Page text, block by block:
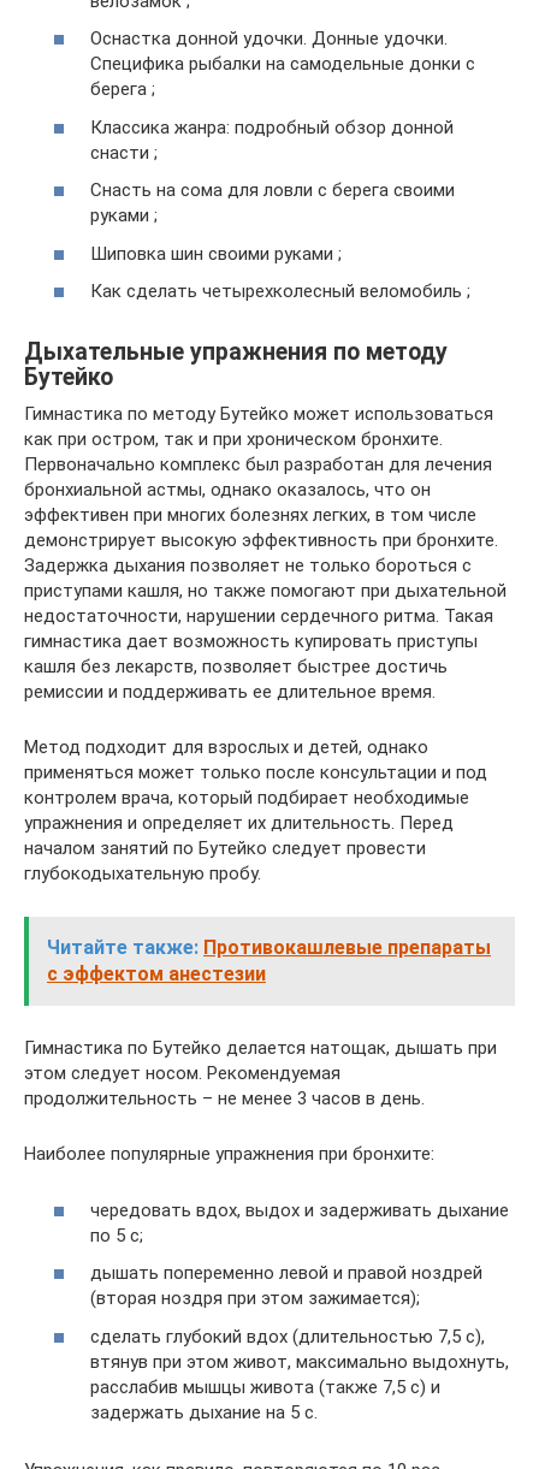
Оснастка донной удочки. Донные удочки.
Специфика рыбалки на самодельные донки с
берега ;
Классика жанра: подробный обзор донной
снасти ;
Снасть на сома для ловли с берега своими
руками ;
Шиповка шин своими руками ;
Как сделать четырехколесный веломобиль ;
Дыхательные упражнения по методу
Бутейко
Гимнастика по методу Бутейко может использоваться
как при остром, так и при хроническом бронхите.
Первоначально комплекс был разработан для лечения
бронхиальной астмы, однако оказалось, что он
эффективен при многих болезнях легких, в том числе
демонстрирует высокую эффективность при бронхите.
Задержка дыхания позволяет не только бороться с
приступами кашля, но также помогают при дыхательной
недостаточности, нарушении сердечного ритма. Такая
гимнастика дает возможность купировать приступы
кашля без лекарств, позволяет быстрее достичь
ремиссии и поддерживать ее длительное время.
Метод подходит для взрослых и детей, однако
применяться может только после консультации и под
контролем врача, который подбирает необходимые
упражнения и определяет их длительность. Перед
началом занятий по Бутейко следует провести
глубокодыхательную пробу.
Читайте также: Противокашлевые препараты
с эффектом анестезии
Гимнастика по Бутейко делается натощак, дышать при
этом следует носом. Рекомендуемая
продолжительность – не менее 3 часов в день.
Наиболее популярные упражнения при бронхите:
чередовать вдох, выдох и задерживать дыхание
по 5 с;
дышать попеременно левой и правой ноздрей
(вторая ноздря при этом зажимается);
сделать глубокий вдох (длительностью 7,5 с),
втянув при этом живот, максимально выдохнуть,
расслабив мышцы живота (также 7,5 с) и
задержать дыхание на 5 с.